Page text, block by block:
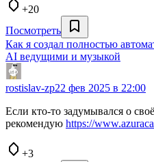
+20
Посмотреть
Как я создал полностью
AI ведущими и музыкой
rostislav-zp22 фев 2025 в 22:00
Если кто-то задумывался о
рекомендую https://
+3